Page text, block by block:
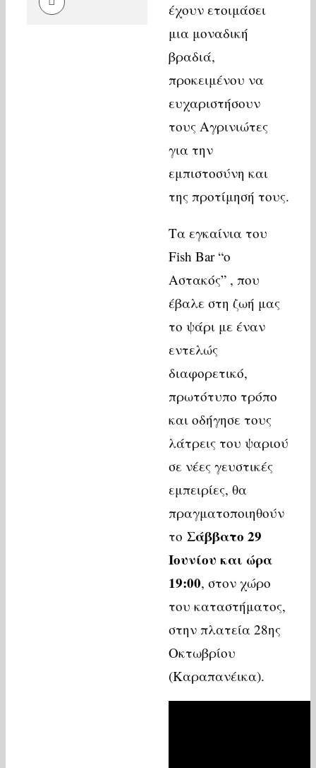
έχουν ετοιμάσει
μια μοναδική
βραδιά,
προκειμένου να
ευχαριστήσουν
τους Αγρινιώτες
για την
εμπιστοσύνη και
της προτίμησή τους.
Τα εγκαίνια του
Fish Bar “ο
Αστακός” , που
έβαλε στη ζωή μας
το ψάρι με έναν
εντελώς
διαφορετικό,
πρωτότυπο τρόπο
και οδήγησε τους
λάτρεις του ψαριού
σε νέες γευστικές
εμπειρίες, θα
πραγματοποιηθούν
το Σάββατο 29
Ιουνίου και ώρα
19:00, στον χώρο
του καταστήματος,
στην πλατεία 28ης
Οκτωβρίου
(Καραπανέικα).